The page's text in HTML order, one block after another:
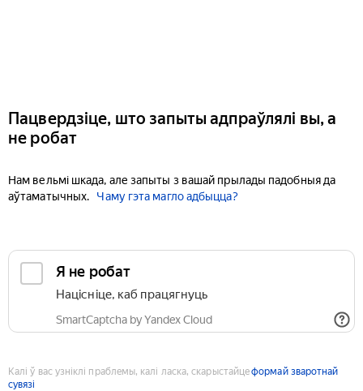
Пацвердзіце, што запыты адпраўлялі вы, а
не робат
Нам вельмі шкада, але запыты з вашай прылады падобныя да
аўтаматычных.
Чаму гэта магло адбыцца?
Я не робат
Націсніце, каб працягнуць
SmartCaptcha by Yandex Cloud
Калі ў вас узніклі праблемы, калі ласка, скарыстайцеформай зваротнай
сувязі